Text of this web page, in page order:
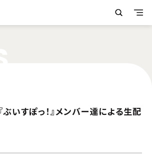
いすぽっ！』メンバー達による生配